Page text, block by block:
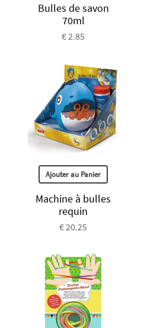
Bulles de savon
70ml
€ 2.85
Ajouter au Panier
Machine à bulles
requin
€ 20.25